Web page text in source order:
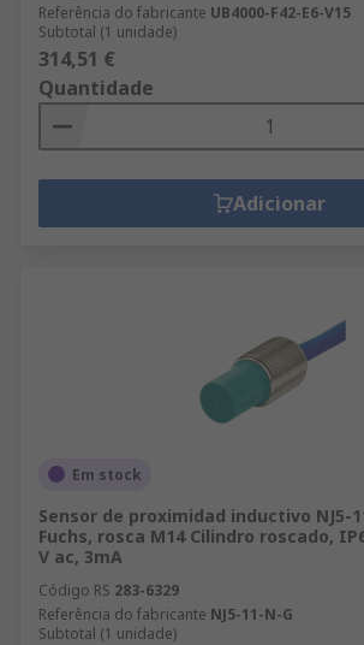
Referência do fabricante UB4000-F42-E6-V15
Subtotal (1 unidade)
314,51 €
Quantidade
Adicionar
Em stock
Sensor de proximidad inductivo NJ5-
Fuchs, rosca M14 Cilindro roscado,
V ac, 3mA
Código RS 283-6329
Referência do fabricante NJ5-11-N-G
Subtotal (1 unidade)